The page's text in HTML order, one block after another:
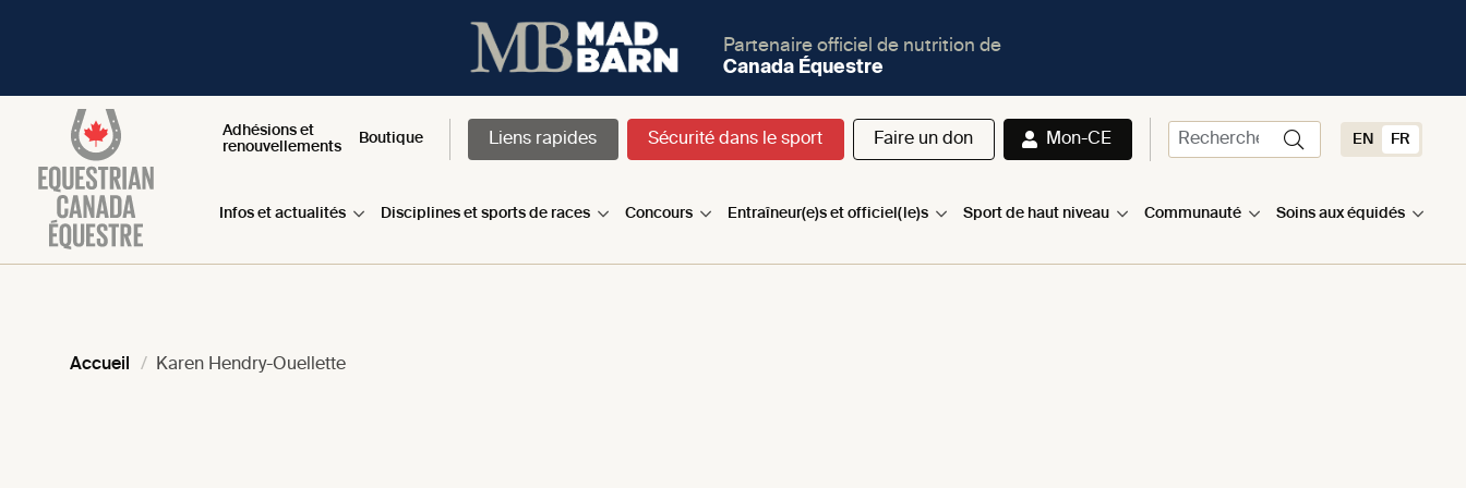
Partenaire officiel de nutrition de
Canada Équestre
Adhésions et
renouvellements
Boutique Liens rapides Sécurité dans le sport Faire un don Mon-CE EN FR
Infos et actualités Disciplines et sports de races Concours Entraîneur(e)s et officiel(le)s Sport de haut niveau Communauté Soins aux équidés
Accueil Karen Hendry-Ouellette